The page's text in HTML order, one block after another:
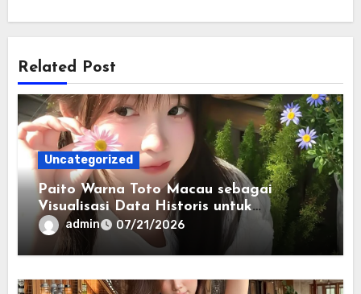
Related Post
Uncategorized
Paito Warna Toto Macau sebagai
Visualisasi Data Historis untuk
Memahami Informasi Secara Lebih
Terstruktur
admin 07/21/2026